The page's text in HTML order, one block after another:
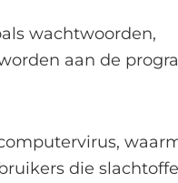
wachtwoorden,
aan de
die